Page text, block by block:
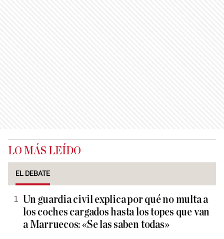
LO MÁS LEÍDO
EL DEBATE
Un guardia civil explica por qué no multa a
los coches cargados hasta los topes que van
a Marruecos: «Se las saben todas»